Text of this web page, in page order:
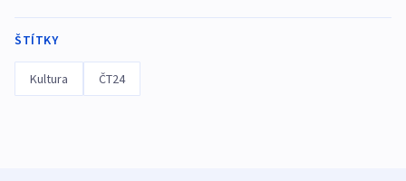
ŠTÍTKY
Kultura ČT24